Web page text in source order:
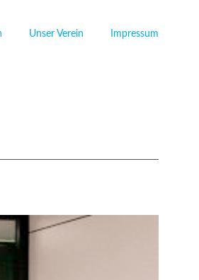
Unser Verein Impressum